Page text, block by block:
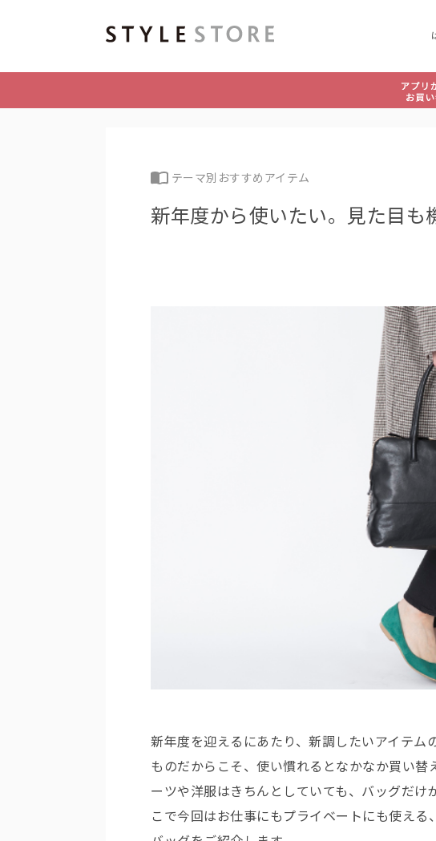
テーマ別おすすめアイテム
新年度から使いたい。見た目も
新年度を迎えるにあたり、新調したいアイテム
ものだからこそ、使い慣れるとなかなか買い
ーツや洋服はきちんとしていても、バッグだけ
こで今回はお仕事にもプライベートにも使え